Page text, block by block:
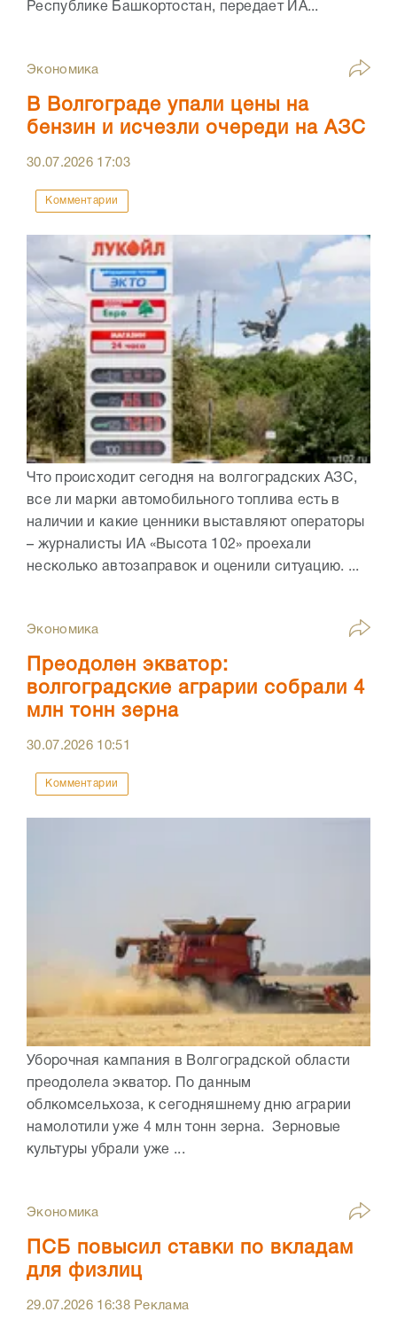
Республике Башкортостан, передает ИА...
Экономика
В Волгограде упали цены на
бензин и исчезли очереди на АЗС
30.07.2026 17:03
Комментарии
Что происходит сегодня на волгоградских АЗС,
все ли марки автомобильного топлива есть в
наличии и какие ценники выставляют операторы
– журналисты ИА «Высота 102» проехали
несколько автозаправок и оценили ситуацию. ...
Экономика
Преодолен экватор:
волгоградские аграрии собрали 4
млн тонн зерна
30.07.2026 10:51
Комментарии
Уборочная кампания в Волгоградской области
преодолела экватор. По данным
облкомсельхоза, к сегодняшнему дню аграрии
намолотили уже 4 млн тонн зерна. Зерновые
культуры убрали уже ...
Экономика
ПСБ повысил ставки по вкладам
для физлиц
29.07.2026 16:38Реклама